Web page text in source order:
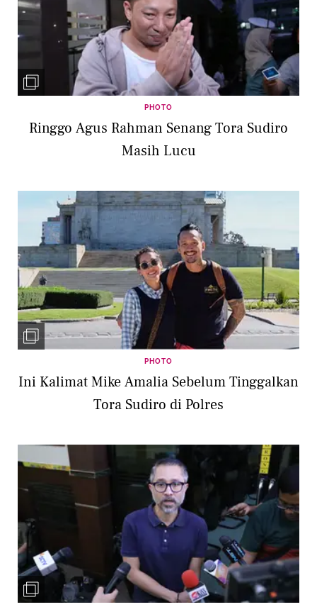
PHOTO
Ringgo Agus Rahman Senang Tora Sudiro
Masih Lucu
PHOTO
Ini Kalimat Mike Amalia Sebelum Tinggalkan
Tora Sudiro di Polres